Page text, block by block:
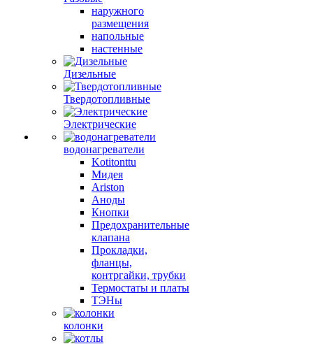
наружного
размещения
напольные
настенные
Дизельные
Твердотопливные
Электрические
водонагреватели
Kotitonttu
Мидея
Ariston
Аноды
Кнопки
Предохранительные
клапана
Прокладки,
фланцы,
контргайки, трубки
Термостаты и платы
ТЭНы
колонки